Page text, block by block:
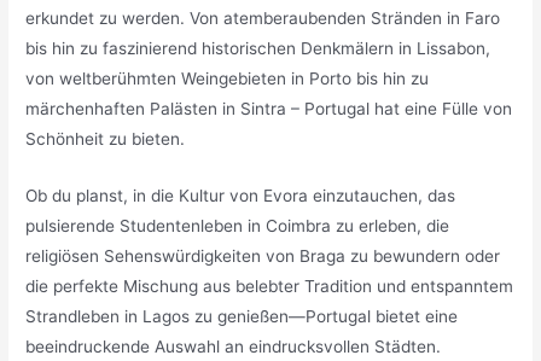
erkundet zu werden. Von atemberaubenden Stränden in Faro
bis hin zu faszinierend historischen Denkmälern in Lissabon,
von weltberühmten Weingebieten in Porto bis hin zu
märchenhaften Palästen in Sintra – Portugal hat eine Fülle von
Schönheit zu bieten.
Ob du planst, in die Kultur von Evora einzutauchen, das
pulsierende Studentenleben in Coimbra zu erleben, die
religiösen Sehenswürdigkeiten von Braga zu bewundern oder
die perfekte Mischung aus belebter Tradition und entspanntem
Strandleben in Lagos zu genießen—Portugal bietet eine
beeindruckende Auswahl an eindrucksvollen Städten.